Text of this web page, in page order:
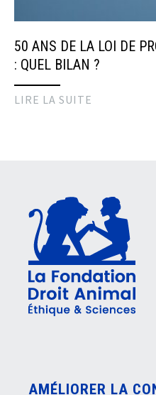
50 ANS DE LA LOI DE
: QUEL BILAN ?
LIRE LA SUITE
AMÉLIORER LA